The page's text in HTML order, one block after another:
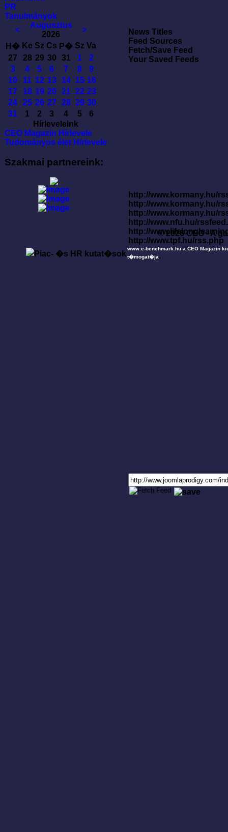
PR
Tanulmányok
<
Augusztus
2026
>
H� Ke Sz Cs P� Sz Va
27
28 29 30 31 1
2
3
4 5 6 7 8
9
10
11 12 13 14 15 16
17
18 19 20 21 22 23
24
25 26 27 28 29 30
31
1 2 3 4 5
6
Hírleveleink
CEO Magazin Hírlevele
Tudományos élet Hírlevele
Szakmai partnereink:
News Titles
Feed Sources
Fetch/Save Feed
Your Saved Feeds
http://www.kormany.hu/
http://www.kormany.hu/
http://www.kormany.hu/
http://www.nfu.hu/
http://
http://www.tpf.hu/rss.php
© 2026 CEO - A
www.e-benchmark.hu a CEO Magazin
t�mogat�ja.